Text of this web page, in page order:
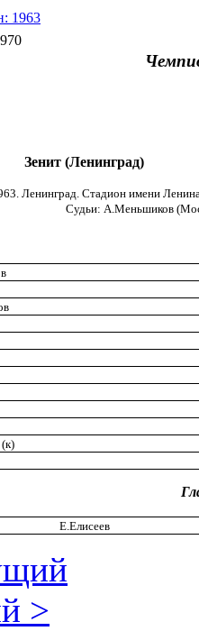
1963
Зенит (Ленинград)
Ленинград. Стадион имени
Cудьи: А.Меньшиков
Е.Елисеев
>